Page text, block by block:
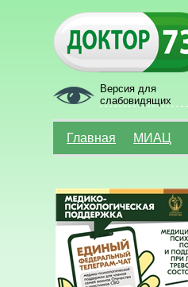
Версия для
слабовидящих
Главная МИАЦ